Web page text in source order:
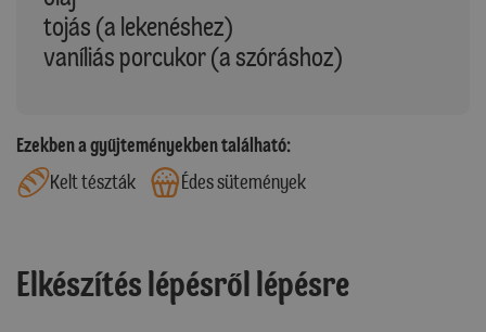
tojás (a lekenéshez)
vaníliás porcukor (a szóráshoz)
Ezekben a gyűjteményekben található:
Kelt tészták
Édes sütemények
Elkészítés lépésről lépésre